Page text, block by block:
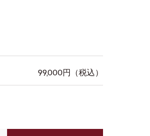
99,000円（税込）